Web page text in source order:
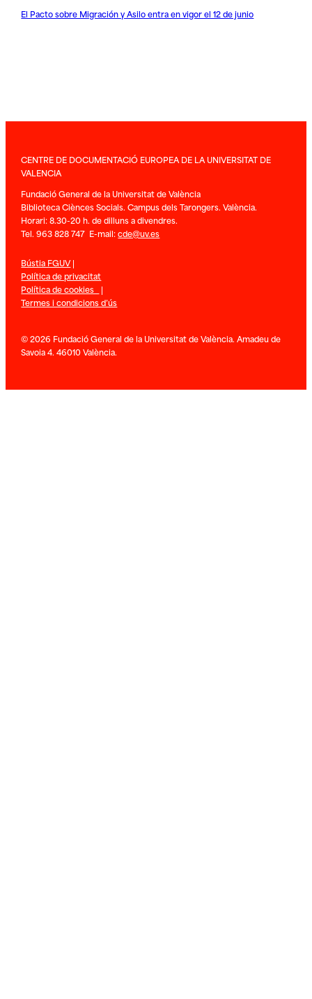
El Pacto sobre Migración y Asilo entra en vigor el 12 de junio
CENTRE DE DOCUMENTACIÓ EUROPEA DE LA UNIVERSITAT DE
VALENCIA
Fundació General de la Universitat de València
Biblioteca Ciènces Socials. Campus dels Tarongers. València.
Horari: 8.30-20 h. de dilluns a divendres.
Tel. 963 828 747 E-mail:cde@uv.es
Bústia FGUV|
Política de privacitat
Política de cookies |
Termes i condicions d’ús
© 2026 Fundació General de la Universitat de València. Amadeu de
Savoia 4. 46010 València.